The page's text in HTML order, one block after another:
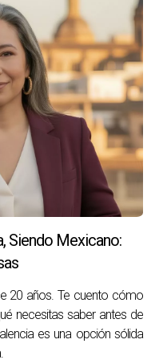
de campos,
que las familias se
de actividades al
con excelentes colegios
que los más
de calidad. Aquí,
lo que permite una
los nuevos residentes.
disfrutar.
LA
Siendo Mexicano:
20 años. Te cuento cómo
necesitas saber antes de
es una opción sólida